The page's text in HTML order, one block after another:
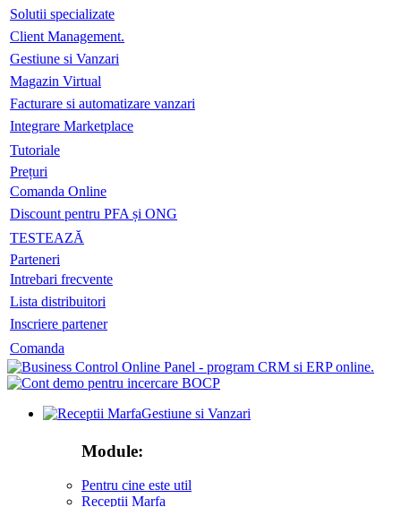
Solutii specializate
Client Management.
Gestiune si Vanzari
Magazin Virtual
Facturare si automatizare vanzari
Integrare Marketplace
Tutoriale
Prețuri
Comanda Online
Discount pentru PFA și ONG
TESTEAZĂ
Parteneri
Intrebari frecvente
Lista distribuitori
Inscriere partener
Comanda
Gestiune si Vanzari
Module:
Pentru cine este util
Receptii Marfa